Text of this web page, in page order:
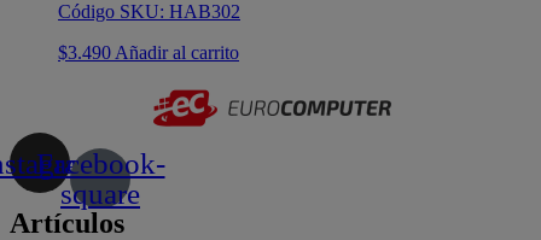
Código SKU: HAB302
$3.490 Añadir al carrito
Facebook-
square
Artículos